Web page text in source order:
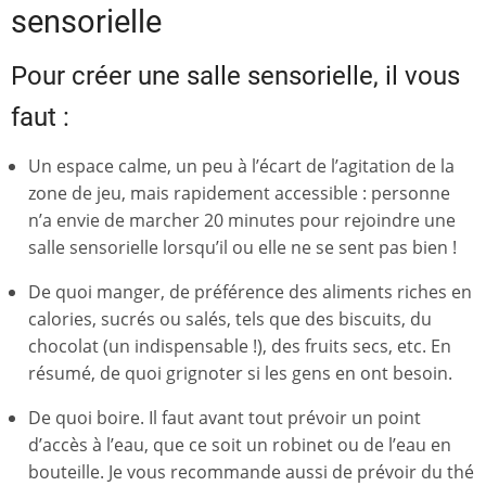
sensorielle
Pour créer une salle sensorielle, il vous
faut :
Un espace calme, un peu à l’écart de l’agitation de la
zone de jeu, mais rapidement accessible : personne
n’a envie de marcher 20 minutes pour rejoindre une
salle sensorielle lorsqu’il ou elle ne se sent pas bien !
De quoi manger, de préférence des aliments riches en
calories, sucrés ou salés, tels que des biscuits, du
chocolat (un indispensable !), des fruits secs, etc. En
résumé, de quoi grignoter si les gens en ont besoin.
De quoi boire. Il faut avant tout prévoir un point
d’accès à l’eau, que ce soit un robinet ou de l’eau en
bouteille. Je vous recommande aussi de prévoir du thé